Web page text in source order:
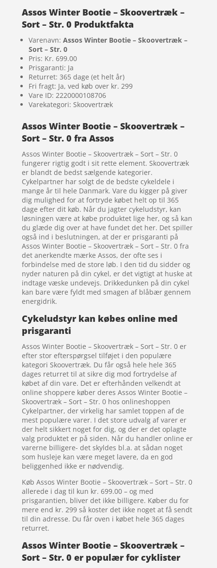
Assos Winter Bootie – Skoovertræk –
Sort – Str. 0 Produktfakta
Varenavn: Assos Winter Bootie – Skoovertræk –
Sort – Str. 0
Pris: Kr. 699.00
Prisgaranti: Ja
Returret: 365 dage (et helt år)
Fri fragt: Ja, ved køb over kr. 299
Vare ID: 2220000108706
Varekategori: Skoovertræk
Assos Winter Bootie – Skoovertræk –
Sort – Str. 0 fra Assos
Assos Winter Bootie – Skoovertræk – Sort – Str. 0
fungerer rigtig godt i sit rette element. Skoovertræk
er blandt de bedst sælgende kategorier.
Cykelpartner har solgt de de bedste cykeldele i
mange år til hele Danmark. Vare du kigger på giver
dig mulighed for at fortryde købet helt op til 365
dage efter dit køb. Når du jagter cykeludstyr, kan
løsningen være at købe produktet lige her, og så kan
du glæde dig over at have fundet det her. Det spiller
også ind i beslutningen, at der er prisgaranti på
Assos Winter Bootie – Skoovertræk – Sort – Str. 0 fra
det anerkendte mærke Assos, der ofte ses i
forbindelse med de store løb. I den tid du sidder og
nyder naturen på din cykel, er det vigtigt at huske at
indtage væske undevejs. Drikkedunken på din cykel
kan bare være fyldt med smagen af blåbær gennem
energidrik.
Cykeludstyr kan købes online med
prisgaranti
Assos Winter Bootie – Skoovertræk – Sort – Str. 0 er
efter stor efterspørgsel tilføjet i den populære
kategori Skoovertræk. Du får også hele hele 365
dages returret til at sikre dig mod fortrydelse af
købet af din vare. Det er efterhånden velkendt at
online shoppere køber deres Assos Winter Bootie –
Skoovertræk – Sort – Str. 0 hos onlineshoppen
Cykelpartner, der virkelig har samlet toppen af de
mest populære varer. I det store udvalg af varer er
der helt sikkert noget for dig, og der er det oplagte
valg produktet er på siden. Når du handler online er
varerne billigere- det skyldes bl.a. at sådan noget
som husleje kan være meget lavere, da en god
beliggenhed ikke er nødvendig.
Køb Assos Winter Bootie – Skoovertræk – Sort – Str. 0
allerede i dag til kun kr. 699.00 – og med
prisgarantien, bliver det ikke billigere. Køber du for
mere end kr. 299 så koster det ikke noget at få sendt
til din adresse. Du får oven i købet hele 365 dages
returret.
Assos Winter Bootie – Skoovertræk –
Sort – Str. 0 er populær for cyklister